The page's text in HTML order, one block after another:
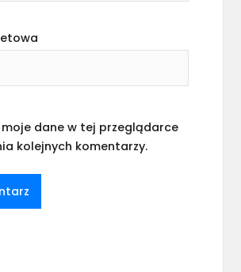
dane w tej przeglądarce
kolejnych komentarzy.